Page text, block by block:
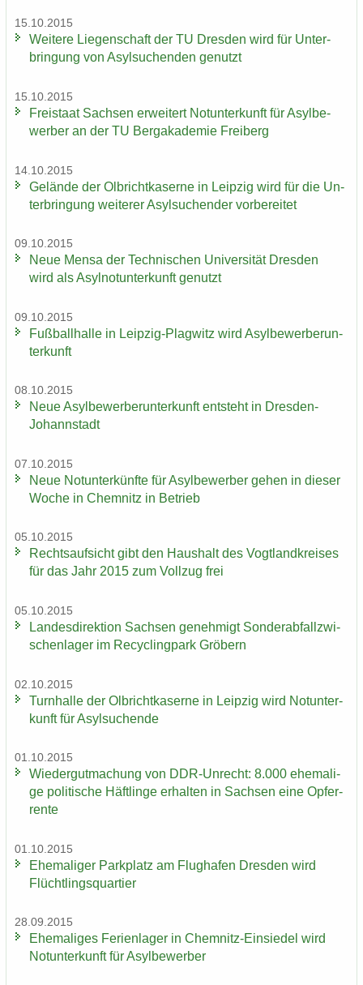
15.10.2015
Wei­te­re Lie­gen­schaft der TU Dres­den wird für Un­ter­
brin­gung von Asyl­su­chen­den ge­nutzt
15.10.2015
Frei­staat Sach­sen er­wei­tert Not­un­ter­kunft für Asyl­be­
wer­ber an der TU Berg­aka­de­mie Frei­berg
14.10.2015
Ge­län­de der Ol­bricht­ka­ser­ne in Leip­zig wird für die Un­
ter­brin­gung wei­te­rer Asyl­su­chen­der vor­be­rei­tet
09.10.2015
Neue Mensa der Tech­ni­schen Uni­ver­si­tät Dres­den
wird als Asyl­not­un­ter­kunft ge­nutzt
09.10.2015
Fuß­ball­hal­le in Leipzig-​Plagwitz wird Asyl­be­wer­ber­un­
ter­kunft
08.10.2015
Neue Asyl­be­wer­ber­un­ter­kunft ent­steht in Dresden-​
Johannstadt
07.10.2015
Neue Not­un­ter­künf­te für Asyl­be­wer­ber gehen in die­ser
Woche in Chem­nitz in Be­trieb
05.10.2015
Rechts­auf­sicht gibt den Haus­halt des Vogt­land­krei­ses
für das Jahr 2015 zum Voll­zug frei
05.10.2015
Lan­des­di­rek­ti­on Sach­sen ge­neh­migt Son­der­ab­fall­zwi­
schen­la­ger im Re­cy­cling­park Grö­bern
02.10.2015
Turn­hal­le der Ol­bricht­ka­ser­ne in Leip­zig wird Not­un­ter­
kunft für Asyl­su­chen­de
01.10.2015
Wie­der­gut­ma­chung von DDR-​Unrecht: 8.000 ehe­ma­li­
ge po­li­ti­sche Häft­lin­ge er­hal­ten in Sach­sen eine Op­fer­
ren­te
01.10.2015
Ehe­ma­li­ger Park­platz am Flug­ha­fen Dres­den wird
Flücht­lings­quar­tier
28.09.2015
Ehe­ma­li­ges Fe­ri­en­la­ger in Chemnitz-​Einsiedel wird
Not­un­ter­kunft für Asyl­be­wer­ber